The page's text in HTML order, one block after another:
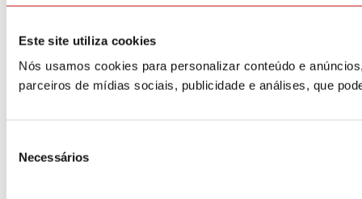
Este site utiliza cookies
Nós usamos cookies para personalizar conteúdo e
parceiros de mídias sociais, publicidade e análises, que
Necessários